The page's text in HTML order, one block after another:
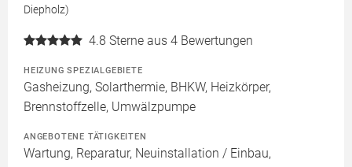
Diepholz)
4.8 Sterne aus 4 Bewertungen
HEIZUNG SPEZIALGEBIETE
Gasheizung, Solarthermie, BHKW, Heizkörper,
Brennstoffzelle, Umwälzpumpe
ANGEBOTENE TÄTIGKEITEN
Wartung, Reparatur, Neuinstallation / Einbau,